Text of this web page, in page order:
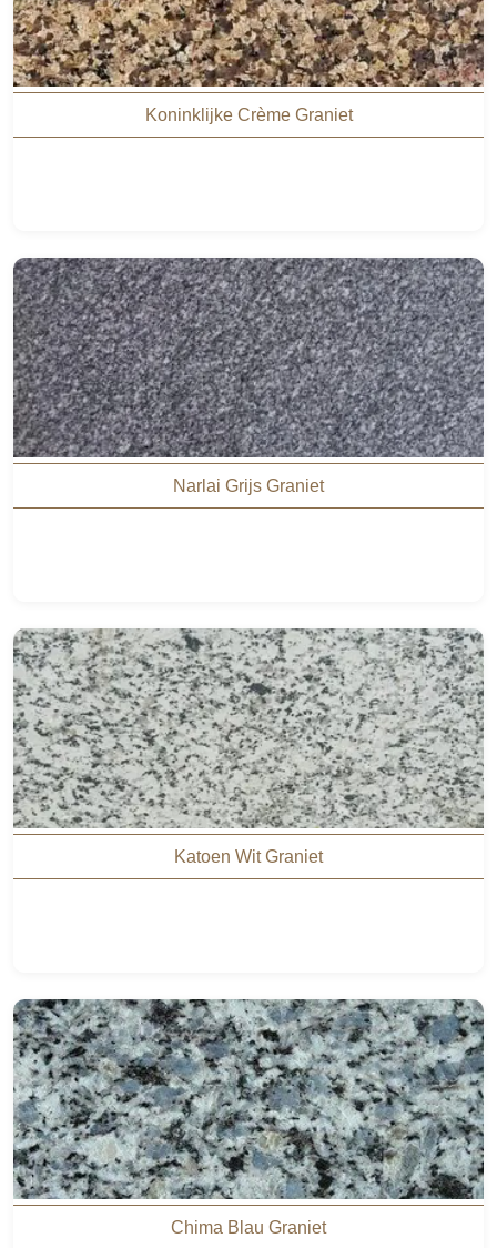
Koninklijke Crème Graniet
Narlai Grijs Graniet
Katoen Wit Graniet
Chima Blau Graniet